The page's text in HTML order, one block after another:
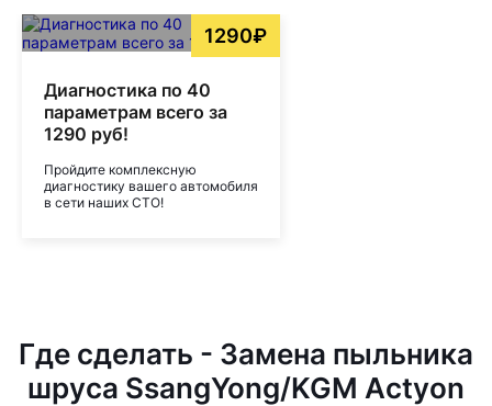
1290₽
Диагностика по 40
параметрам всего за
1290 руб!
Пройдите комплексную
диагностику вашего автомобиля
в сети наших СТО!
Где сделать - Замена пыльника
шруса SsangYong/KGM Actyon